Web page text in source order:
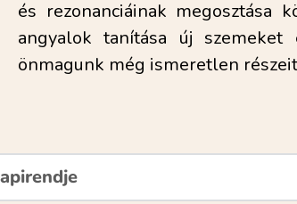
és rezonanciáinak megosztása
angyalok tanítása új
önmagunk még ismeretlen